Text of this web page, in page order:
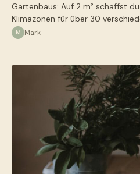
Gartenbaus: Auf 2 m² schaffst
Klimazonen für über 30
M Mark